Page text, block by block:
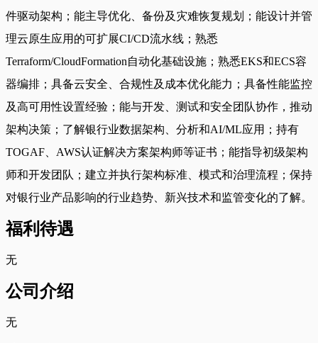
件驱动架构；能主导优化、备份及灾难恢复规划；能设计并管
理云原生应用的可扩展CI/CD流水线；熟悉
Terraform/CloudFormation自动化基础设施；熟悉EKS和ECS容
器编排；具备云安全、合规性及成本优化能力；具备性能监控
及高可用性设置经验；能与开发、测试和安全团队协作，推动
架构决策；了解银行业数据架构、分析和AI/ML应用；持有
TOGAF、AWS认证解决方案架构师等证书；能指导初级架构
师和开发团队；建立并执行架构标准、模式和治理流程；保持
对银行业产品影响的行业趋势、新兴技术和监管变化的了解。
福利待遇
无
公司介绍
无